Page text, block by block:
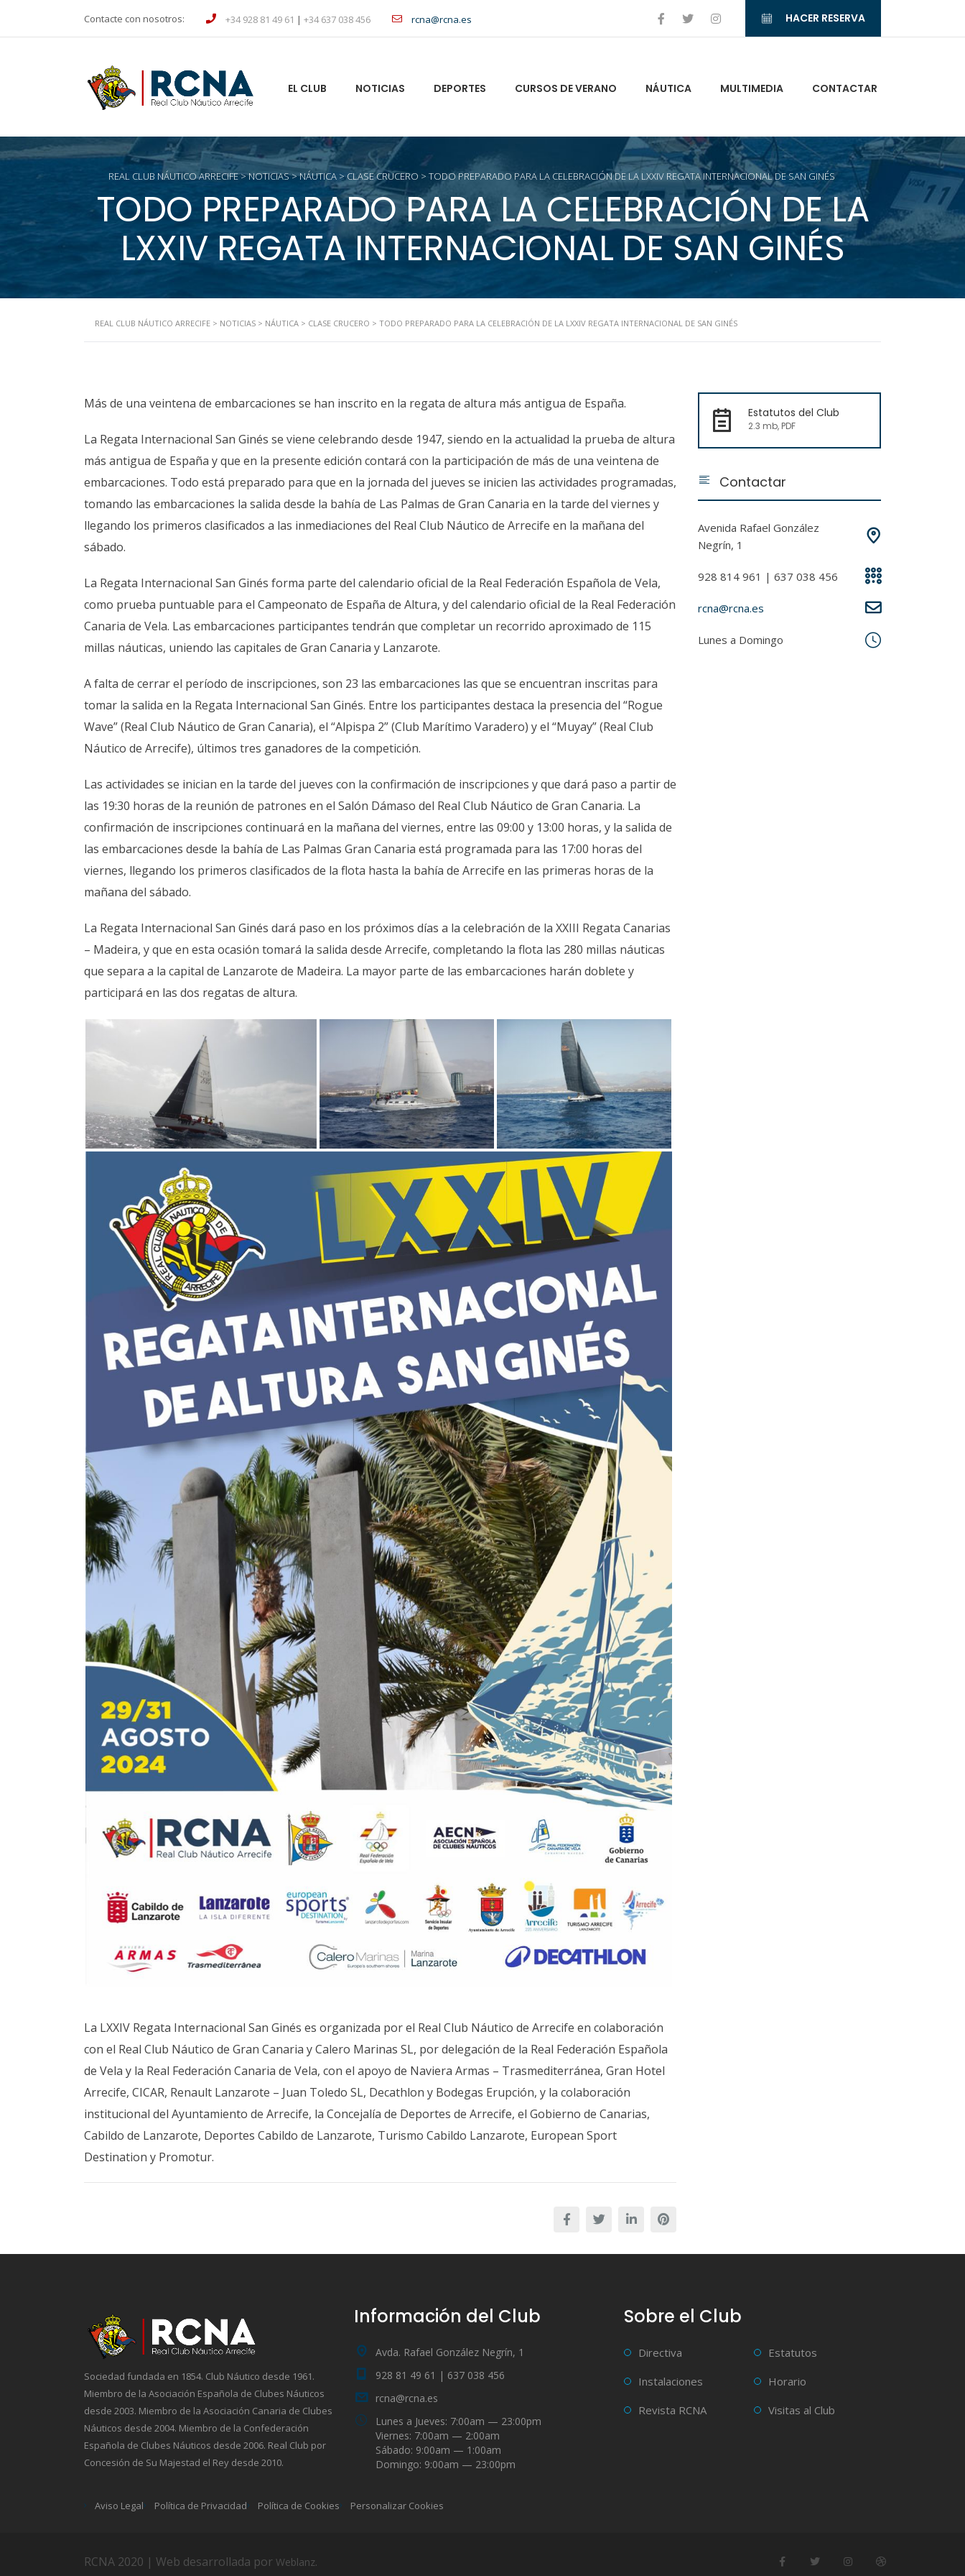
Contacte con nosotros: +34 928 81 49 61 | +34 637 038 456 rcna@rcna.es HACER RESERVA
EL CLUB NOTICIAS DEPORTES CURSOS DE VERANO NÁUTICA MULTIMEDIA CONTACTAR
TODO PREPARADO PARA LA CELEBRACIÓN DE LA
LXXIV REGATA INTERNACIONAL DE SAN GINÉS
REAL CLUB NÁUTICO ARRECIFE>NOTICIAS>NÁUTICA >CLASE CRUCERO > TODO PREPARADO PARA LA CELEBRACIÓN DE LA LXXIV REGATA INTERNACIONAL DE SAN GINÉS
REAL CLUB NÁUTICO ARRECIFE > NOTICIAS > NÁUTICA > CLASE CRUCERO > TODO PREPARADO PARA LA CELEBRACIÓN DE LA LXXIV REGATA INTERNACIONAL DE SAN GINÉS
Más de una veintena de embarcaciones se han inscrito en la regata de altura más antigua de España.
La Regata Internacional San Ginés se viene celebrando desde 1947, siendo en la actualidad la prueba de altura
más antigua de España y que en la presente edición contará con la participación de más de una veintena de
embarcaciones. Todo está preparado para que en la jornada del jueves se inicien las actividades programadas,
tomando las embarcaciones la salida desde la bahía de Las Palmas de Gran Canaria en la tarde del viernes y
llegando los primeros clasificados a las inmediaciones del Real Club Náutico de Arrecife en la mañana del
sábado.
La Regata Internacional San Ginés forma parte del calendario oficial de la Real Federación Española de Vela,
como prueba puntuable para el Campeonato de España de Altura, y del calendario oficial de la Real Federación
Canaria de Vela. Las embarcaciones participantes tendrán que completar un recorrido aproximado de 115
millas náuticas, uniendo las capitales de Gran Canaria y Lanzarote.
A falta de cerrar el período de inscripciones, son 23 las embarcaciones las que se encuentran inscritas para
tomar la salida en la Regata Internacional San Ginés. Entre los participantes destaca la presencia del “Rogue
Wave” (Real Club Náutico de Gran Canaria), el “Alpispa 2” (Club Marítimo Varadero) y el “Muyay” (Real Club
Náutico de Arrecife), últimos tres ganadores de la competición.
Las actividades se inician en la tarde del jueves con la confirmación de inscripciones y que dará paso a partir de
las 19:30 horas de la reunión de patrones en el Salón Dámaso del Real Club Náutico de Gran Canaria. La
confirmación de inscripciones continuará en la mañana del viernes, entre las 09:00 y 13:00 horas, y la salida de
las embarcaciones desde la bahía de Las Palmas Gran Canaria está programada para las 17:00 horas del
viernes, llegando los primeros clasificados de la flota hasta la bahía de Arrecife en las primeras horas de la
mañana del sábado.
La Regata Internacional San Ginés dará paso en los próximos días a la celebración de la XXIII Regata Canarias
– Madeira, y que en esta ocasión tomará la salida desde Arrecife, completando la flota las 280 millas náuticas
que separa a la capital de Lanzarote de Madeira. La mayor parte de las embarcaciones harán doblete y
participará en las dos regatas de altura.
La LXXIV Regata Internacional San Ginés es organizada por el Real Club Náutico de Arrecife en colaboración
con el Real Club Náutico de Gran Canaria y Calero Marinas SL, por delegación de la Real Federación Española
de Vela y la Real Federación Canaria de Vela, con el apoyo de Naviera Armas – Trasmediterránea, Gran Hotel
Arrecife, CICAR, Renault Lanzarote – Juan Toledo SL, Decathlon y Bodegas Erupción, y la colaboración
institucional del Ayuntamiento de Arrecife, la Concejalía de Deportes de Arrecife, el Gobierno de Canarias,
Cabildo de Lanzarote, Deportes Cabildo de Lanzarote, Turismo Cabildo Lanzarote, European Sport
Destination y Promotur.
Estatutos del Club
2.3 mb, PDF
Contactar
Avenida Rafael González
Negrín, 1
928 814 961 | 637 038 456
rcna@rcna.es
Lunes a Domingo
Sociedad fundada en 1854. Club Náutico desde 1961.
Miembro de la Asociación Española de Clubes Náuticos
desde 2003. Miembro de la Asociación Canaria de Clubes
Náuticos desde 2004. Miembro de la Confederación
Española de Clubes Náuticos desde 2006. Real Club por
Concesión de Su Majestad el Rey desde 2010.
Información del Club
Avda. Rafael González Negrín, 1
928 81 49 61 | 637 038 456
rcna@rcna.es
Lunes a Jueves: 7:00am — 23:00pm
Viernes: 7:00am — 2:00am
Sábado: 9:00am — 1:00am
Domingo: 9:00am — 23:00pm
Sobre el Club
Directiva
Estatutos
Instalaciones
Horario
Revista RCNA
Visitas al Club
Aviso Legal Política de Privacidad Política de Cookies Personalizar Cookies
RCNA 2020 | Web desarrollada por Weblanz.